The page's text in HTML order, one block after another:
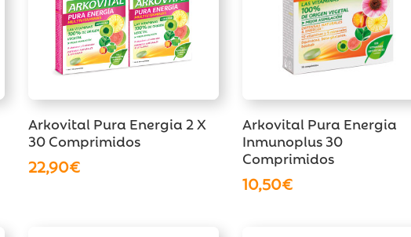
Arkovital Pura Energia 2 X
30 Comprimidos
22,90€
Arkovital Pura Energia
Inmunoplus 30
Comprimidos
10,50€